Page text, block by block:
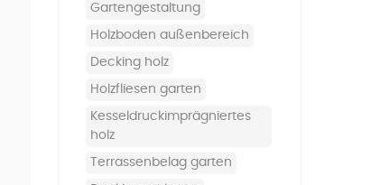
Gartengestaltung
holzboden außenbereich
decking holz
holzfliesen garten
kesseldruckimprägniertes
holz
terrassenbelag garten